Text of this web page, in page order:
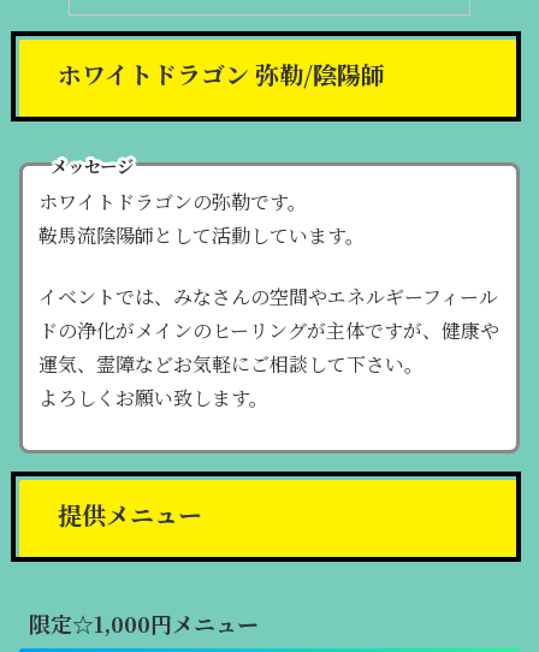
ホワイトドラゴン 弥勒/陰陽師
メッセージ
ホワイトドラゴンの弥勒です。
鞍馬流陰陽師として活動しています。
イベントでは、みなさんの空間やエネルギーフィール
ドの浄化がメインのヒーリングが主体ですが、健康や
運気、霊障などお気軽にご相談して下さい。
よろしくお願い致します。
提供メニュー
限定☆1,000円メニュー